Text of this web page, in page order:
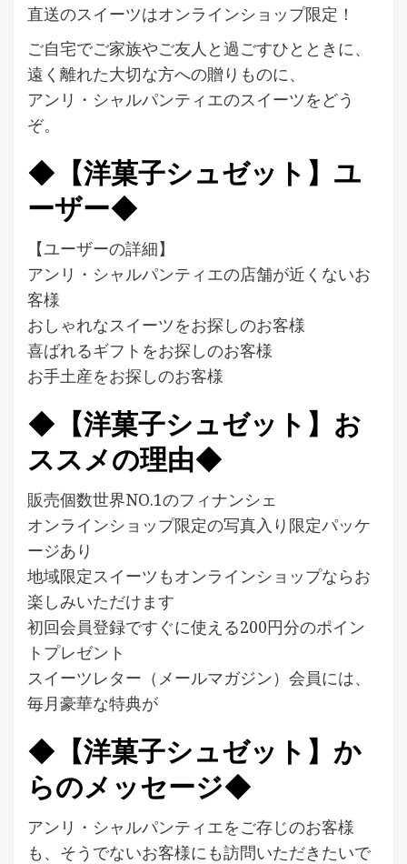
直送のスイーツはオンラインショップ限定！
ご自宅でご家族やご友人と過ごすひとときに、
遠く離れた大切な方への贈りものに、
アンリ・シャルパンティエのスイーツをどう
ぞ。
◆【洋菓子シュゼット】ユ
ーザー◆
【ユーザーの詳細】
アンリ・シャルパンティエの店舗が近くないお
客様
おしゃれなスイーツをお探しのお客様
喜ばれるギフトをお探しのお客様
お手土産をお探しのお客様
◆【洋菓子シュゼット】お
ススメの理由◆
販売個数世界NO.1のフィナンシェ
オンラインショップ限定の写真入り限定パッケ
ージあり
地域限定スイーツもオンラインショップならお
楽しみいただけます
初回会員登録ですぐに使える200円分のポイン
トプレゼント
スイーツレター（メールマガジン）会員には、
毎月豪華な特典が
◆【洋菓子シュゼット】か
らのメッセージ◆
アンリ・シャルパンティエをご存じのお客様
も、そうでないお客様にも訪問いただきたいで